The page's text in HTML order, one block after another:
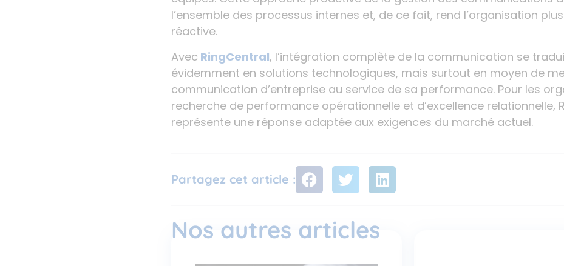
l’ensemble des processus internes et, de ce fait, rend l’organisation
réactive.
Avec RingCentral, l’intégration complète de la communication se
évidemment en solutions technologiques, mais surtout en moyen de
communication d’entreprise au service de sa performance. Pour les
recherche de performance opérationnelle et d’excellence relationnelle,
représente une réponse adaptée aux exigences du marché actuel.
Partagez cet article :
Nos autres articles